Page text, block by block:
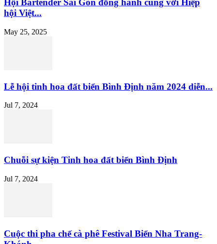
Hội Bartender Sài Gòn đồng hành cùng với Hiệp
hội Việt...
May 25, 2025
Lễ hội tinh hoa đất biển Bình Định năm 2024 diễn...
Jul 7, 2024
Chuỗi sự kiện Tinh hoa đất biển Bình Định
Jul 7, 2024
Cuộc thi pha chế cà phê Festival Biển Nha Trang-